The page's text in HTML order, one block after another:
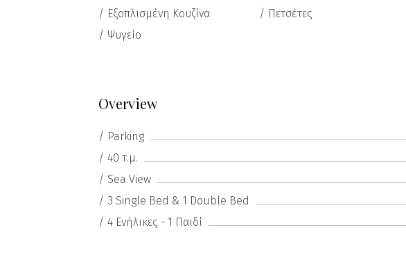
Εξοπλισμένη Κουζίνα
Πετσέτες
Ψυγείο
Overview
Parking
40 τ.μ.
Sea View
3 Single Bed & 1 Double Bed
4 Ενήλικες - 1 Παιδί